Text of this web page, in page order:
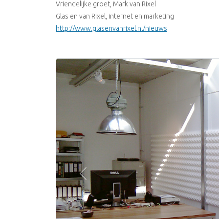
Vriendelijke groet, Mark van Rixel
Glas en van Rixel, internet en marketing
http://www.glasenvanrixel.nl/nieuws
Previous